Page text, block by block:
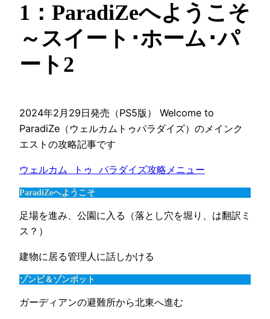
1：ParadiZeへようこそ
～スイート･ホーム･パ
ート2
2024年2月29日発売（PS5版） Welcome to
ParadiZe（ウェルカムトゥパラダイズ）のメインク
エストの攻略記事です
ウェルカム トゥ パラダイズ攻略メニュー
ParadiZeへようこそ
足場を進み、公園に入る（落とし穴を堀り、は翻訳ミ
ス？）
建物に居る管理人に話しかける
ゾンビ＆ゾンボット
ガーディアンの避難所から北東へ進む